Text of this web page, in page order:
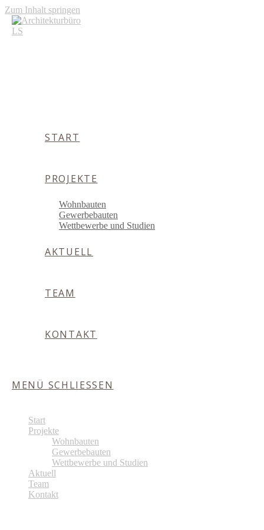
Zum Inhalt springen
START
PROJEKTE
Wohnbauten
Gewerbebauten
Wettbewerbe und Studien
AKTUELL
TEAM
KONTAKT
MENÜ SCHLIESSEN
Start
Projekte
Wohnbauten
Gewerbebauten
Wettbewerbe und Studien
Aktuell
Team
Kontakt